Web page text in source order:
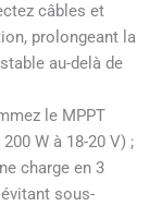
câbles et
prolongeant la
au-delà de
le MPPT
W à 18-20 V) ;
charge en 3
sous-